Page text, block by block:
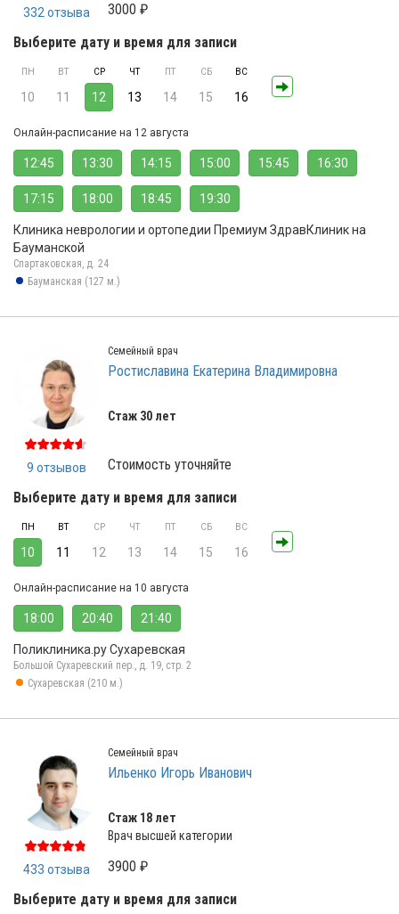
332 отзыва
3000 ₽
Выберите дату и время для записи
ПН
10
ВТ
11
СР
12
ЧТ
13
ПТ
14
СБ
15
ВС
16
Онлайн-расписание на 12 августа
12:45 13:30 14:15 15:00 15:45 16:30
17:15 18:00 18:45 19:30
Клиника неврологии и ортопедии Премиум ЗдравКлиник на
Бауманской
Спартаковская, д. 24
Бауманская (127 м.)
9 отзывов
Семейный врач
Ростиславина Екатерина Владимировна
Стаж 30 лет
Стоимость уточняйте
Выберите дату и время для записи
ПН
10
ВТ
11
СР
12
ЧТ
13
ПТ
14
СБ
15
ВС
16
Онлайн-расписание на 10 августа
18:00 20:40 21:40
Поликлиника.ру Сухаревская
Большой Сухаревский пер., д. 19, стр. 2
Сухаревская (210 м.)
433 отзыва
Семейный врач
Ильенко Игорь Иванович
Стаж 18 лет
Врач высшей категории
3900 ₽
Выберите дату и время для записи